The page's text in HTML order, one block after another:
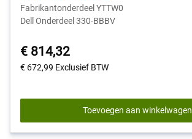
Fabrikantonderdeel YTTW0
Dell Onderdeel 330-BBBV
€ 814,32
€ 672,99 Exclusief BTW
Toevoegen aan winkelwagen